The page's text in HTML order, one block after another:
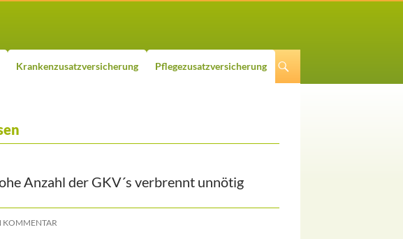
Krankenzusatzversicherung Pflegezusatzversicherung
Anzahl der GKV´s verbrennt unnötig
KOMMENTAR